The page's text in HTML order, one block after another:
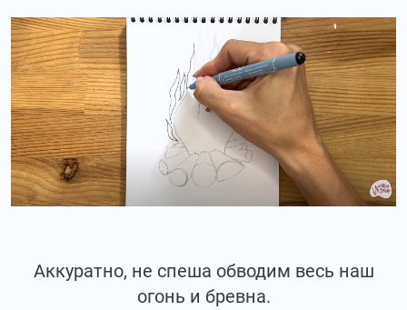
Аккуратно, не спеша обводим весь наш
огонь и бревна.